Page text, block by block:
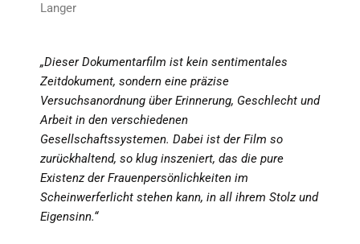
Langer
„Dieser Dokumentarfilm ist kein sentimentales
Zeitdokument, sondern eine präzise
Versuchsanordnung über Erinnerung, Geschlecht und
Arbeit in den verschiedenen
Gesellschaftssystemen. Dabei ist der Film so
zurückhaltend, so klug inszeniert, das die pure
Existenz der Frauenpersönlichkeiten im
Scheinwerferlicht stehen kann, in all ihrem Stolz und
Eigensinn.“